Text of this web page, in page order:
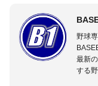
野球
最新
する